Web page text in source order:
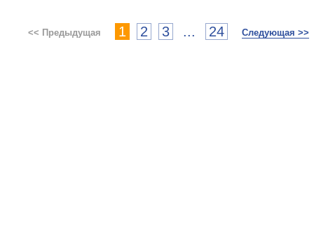
<< Предыдущая 1 2 3 ... 24 Следующая >>